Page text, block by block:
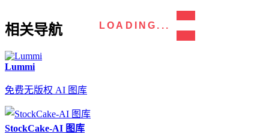
LOADING...
相关导航
Lummi
免费无版权 AI 图库
StockCake-AI 图库